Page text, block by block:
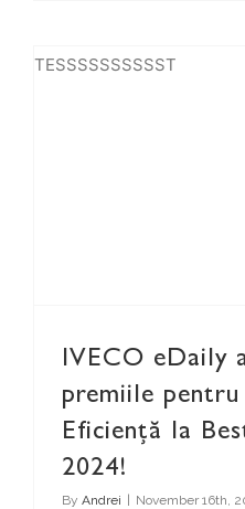
TESSSSSSSSSST
IVECO eDaily
premiile
Eficiență la
2024!
By Andrei November 16th,